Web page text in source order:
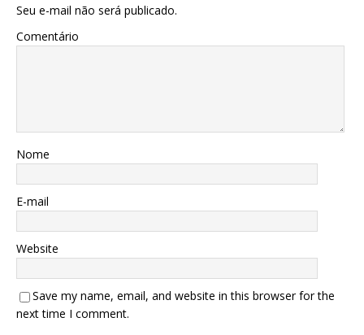
Seu e-mail não será publicado.
Comentário
Nome
E-mail
Website
Save my name, email, and website in this browser for the
next time I comment.